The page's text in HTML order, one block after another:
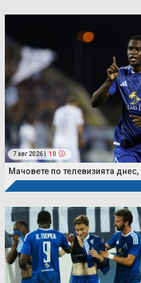
7 авг 2026 | 10
Мачовете по телевизията днес,